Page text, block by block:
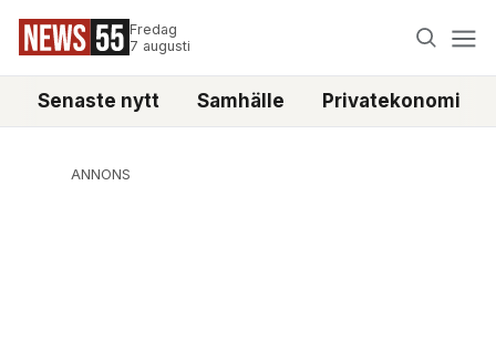
Fredag
7 augusti
Senaste nytt Samhälle Privatekonomi
ANNONS